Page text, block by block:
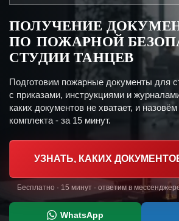
ПОЛУЧЕНИЕ
ПО ПОЖАРНОЙ
СТУДИИ ТАНЦЕВ
Подготовим пожарные документы для
с приказами, инструкциями и
каких документов не хватает, и
комплекта - за 15 минут.
УЗНАТЬ, КАКИХ
Бесплатно · 15 минут · ответим в
WhatsApp